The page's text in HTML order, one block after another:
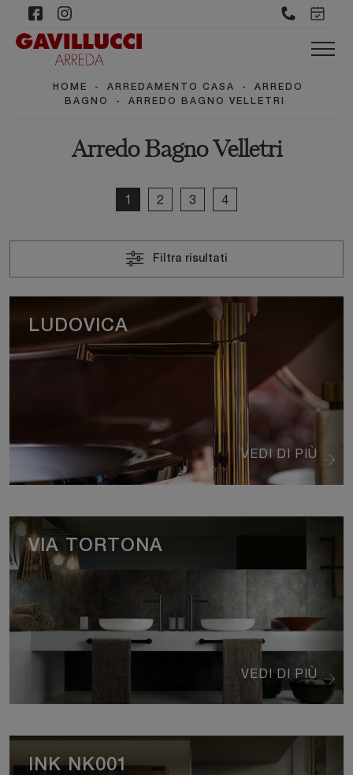
HOME - ARREDAMENTO CASA -
ARREDO
BAGNO
- ARREDO BAGNO VELLETRI
Arredo Bagno Velletri
1 2 3 4
Filtra risultati
VEDI DI PIÙ
LUDOVICA
VEDI DI PIÙ
VIA TORTONA
INK NK001